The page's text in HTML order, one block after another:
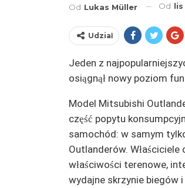
Od Lukas Müller Od lis
Udział
Jeden z
osiągnął nowy poziom
Model Mitsubishi
część popytu
samochód: w samym
Outlanderów.
właściwości terenowe,
wydajne skrzynie biegów